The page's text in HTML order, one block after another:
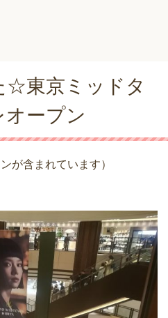
☆東京ミッドタ
オープン
が含まれています）